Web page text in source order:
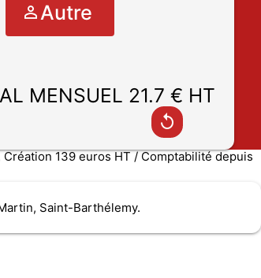
Autre
MENSUEL 21.7 € HT
139 euros HT / Comptabilité depuis
Saint-Barthélemy.